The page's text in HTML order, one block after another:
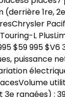
1re,
L
$59 995 $V6
puissance
3e rangées) :